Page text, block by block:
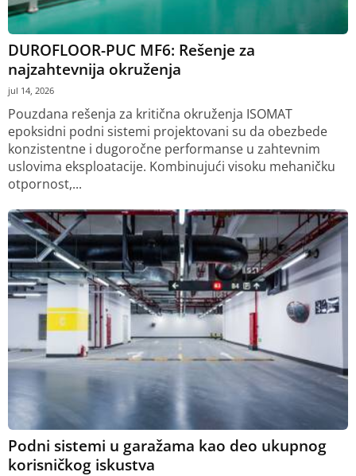
DUROFLOOR-PUC MF6: Rešenje za
najzahtevnija okruženja
jul 14, 2026
Pouzdana rešenja za kritična okruženja ISOMAT
epoksidni podni sistemi projektovani su da obezbede
konzistentne i dugoročne performanse u zahtevnim
uslovima eksploatacije. Kombinujući visoku mehaničku
otpornost,...
Podni sistemi u garažama kao deo ukupnog
korisničkog iskustva